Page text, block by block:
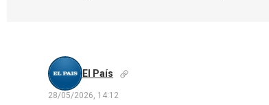
El País
28/05/2026, 14:12